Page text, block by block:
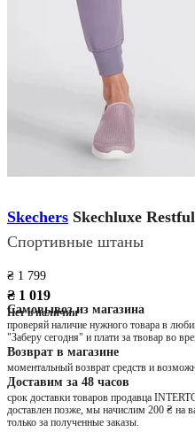
Skechers Skechluxe Restful
Спортивные штаны
₴ 1 799
₴ 1 019
Нет в наличии
Самовывоз из магазина
проверяй наличие нужного товара в
"Заберу сегодня" и плати за твовар во
Возврат в магазине
моментальный возврат средств и
Доставим за 48 часов
срок доставки товаров продавца
доставлен позже, мы начислим 200 ₴ на
только за полученные заказы.